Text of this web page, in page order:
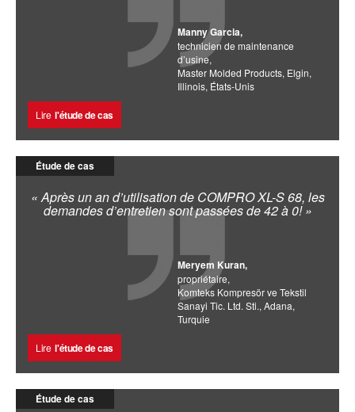
Manny Garcia,
technicien de maintenance
d’usine,
Master Molded Products, Elgin,
Illinois, États-Unis
Lire l'étude de cas
Étude de cas
« Après un an d’utilisation de COMPRO XL-S 68, les
demandes d’entretien sont passées de 42 à 0! »
Meryem Kuran,
propriétaire,
Komteks Kompresör ve Tekstil
Sanayi Tic. Ltd. Sti., Adana,
Turquie
Lire l'étude de cas
Étude de cas